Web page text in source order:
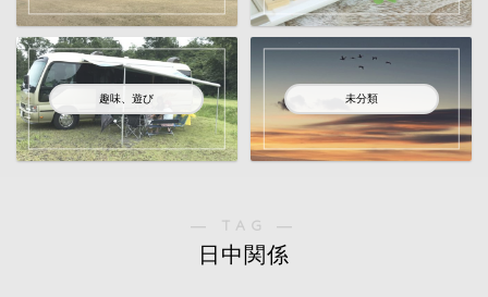
趣味、遊び 未分類
― TAG ―
日中関係